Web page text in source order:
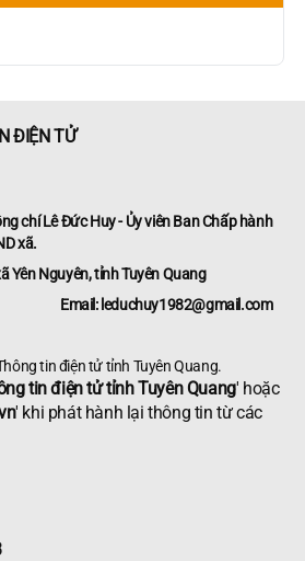
TIN ĐIỆN TỬ
chí Lê Đức Huy - Ủy viên Ban Chấp hành
xã.
Yên Nguyên, tỉnh Tuyên Quang
Email: leduchuy1982@gmail.com
tin điện tử tỉnh Tuyên Quang.
tin điện tử tỉnh Tuyên Quang' hoặc
' khi phát hành lại thông tin từ các